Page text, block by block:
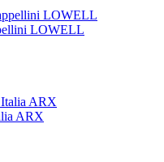
LOWELL
ARX